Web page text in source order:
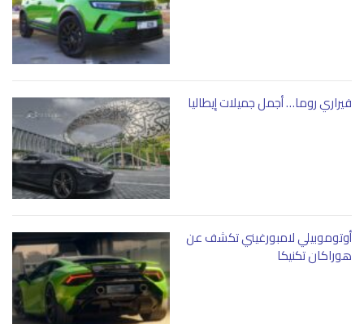
فيراري روما… أجمل جميلات إيطاليا
أوتوموبيلي لامبورغيني تكشف عن
هوراكان تكنيكا